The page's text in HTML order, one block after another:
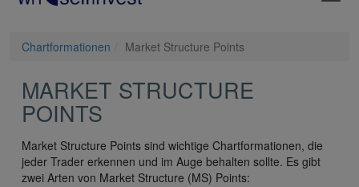
Chartformationen Market Structure Points
MARKET STRUCTURE
POINTS
Market Structure Points sind wichtige Chartformationen, die
jeder Trader erkennen und im Auge behalten sollte. Es gibt
zwei Arten von Market Structure (MS) Points: